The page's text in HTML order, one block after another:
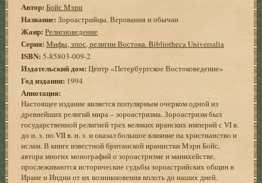
Автор: Бойс Мэри
Название: Зороастрийцы. Верования и обычаи
Жанр: Религиоведение
Серия: Мифы, эпос, религии Востока. Bibliotheca Universalia
ISBN: 5-85803-009-2
Издательский дом:Центр «Петербургское Востоковедение»
Год издания: 1994
Аннотация:
Настоящее издание является популярным очерком одной из
древнейших религий мира – зороастризма. Зороастризм был
государственной религией трех великих иранских империй с VI в.
до н. э. по VII в. н. э. и оказал большое влияние на христианство и
ислам. В книге известной британской иранистки Мэри Бойс,
автора многих монографий о зороастризме и манихействе,
прослеживаются исторические судьбы зороастрийских общин в
Иране и Индии от их возникновения вплоть до наших дней.